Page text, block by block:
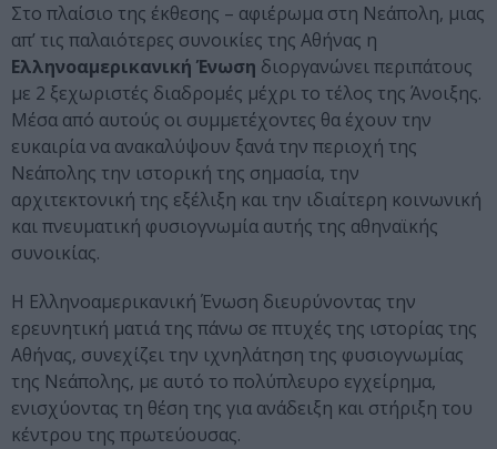
Στο πλαίσιο της έκθεσης – αφιέρωμα στη Νεάπολη, μιας
απ’ τις παλαιότερες συνοικίες της Αθήνας η
Ελληνοαμερικανική Ένωση διοργανώνει περιπάτους
με 2 ξεχωριστές διαδρομές μέχρι το τέλος της Άνοιξης.
Μέσα από αυτούς οι συμμετέχοντες θα έχουν την
ευκαιρία να ανακαλύψουν ξανά την περιοχή της
Νεάπολης την ιστορική της σημασία, την
αρχιτεκτονική της εξέλιξη και την ιδιαίτερη κοινωνική
και πνευματική φυσιογνωμία αυτής της αθηναϊκής
συνοικίας.
Η Ελληνοαμερικανική Ένωση διευρύνοντας την
ερευνητική ματιά της πάνω σε πτυχές της ιστορίας της
Αθήνας, συνεχίζει την ιχνηλάτηση της φυσιογνωμίας
της Νεάπολης, με αυτό το πολύπλευρο εγχείρημα,
ενισχύοντας τη θέση της για ανάδειξη και στήριξη του
κέντρου της πρωτεύουσας.